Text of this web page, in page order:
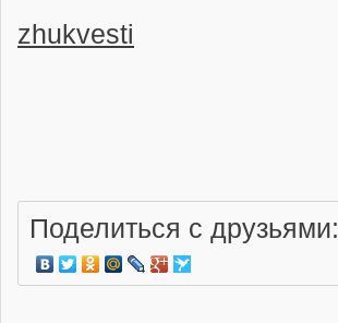
zhukvesti
Поделиться с друзьями: